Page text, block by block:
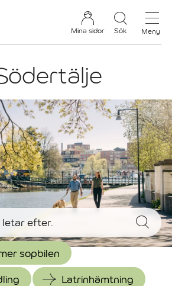
Mina sidor Sök Meny
sopbilen
Latrinhämtning